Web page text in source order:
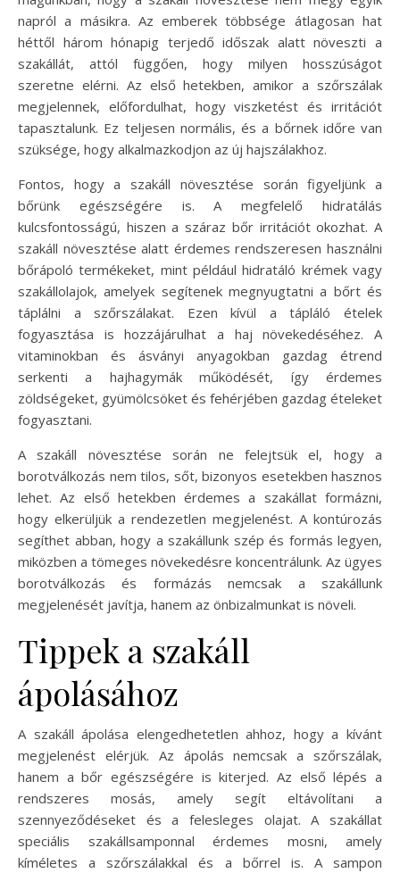
napról a másikra. Az emberek többsége átlagosan hat
héttől három hónapig terjedő időszak alatt növeszti a
szakállát, attól függően, hogy milyen hosszúságot
szeretne elérni. Az első hetekben, amikor a szőrszálak
megjelennek, előfordulhat, hogy viszketést és irritációt
tapasztalunk. Ez teljesen normális, és a bőrnek időre van
szüksége, hogy alkalmazkodjon az új hajszálakhoz.
Fontos, hogy a szakáll növesztése során figyeljünk a
bőrünk egészségére is. A megfelelő hidratálás
kulcsfontosságú, hiszen a száraz bőr irritációt okozhat. A
szakáll növesztése alatt érdemes rendszeresen használni
bőrápoló termékeket, mint például hidratáló krémek vagy
szakállolajok, amelyek segítenek megnyugtatni a bőrt és
táplálni a szőrszálakat. Ezen kívül a tápláló ételek
fogyasztása is hozzájárulhat a haj növekedéséhez. A
vitaminokban és ásványi anyagokban gazdag étrend
serkenti a hajhagymák működését, így érdemes
zöldségeket, gyümölcsöket és fehérjében gazdag ételeket
fogyasztani.
A szakáll növesztése során ne felejtsük el, hogy a
borotválkozás nem tilos, sőt, bizonyos esetekben hasznos
lehet. Az első hetekben érdemes a szakállat formázni,
hogy elkerüljük a rendezetlen megjelenést. A kontúrozás
segíthet abban, hogy a szakállunk szép és formás legyen,
miközben a tömeges növekedésre koncentrálunk. Az ügyes
borotválkozás és formázás nemcsak a szakállunk
megjelenését javítja, hanem az önbizalmunkat is növeli.
Tippek a szakáll
ápolásához
A szakáll ápolása elengedhetetlen ahhoz, hogy a kívánt
megjelenést elérjük. Az ápolás nemcsak a szőrszálak,
hanem a bőr egészségére is kiterjed. Az első lépés a
rendszeres mosás, amely segít eltávolítani a
szennyeződéseket és a felesleges olajat. A szakállat
speciális szakállsamponnal érdemes mosni, amely
kíméletes a szőrszálakkal és a bőrrel is. A sampon